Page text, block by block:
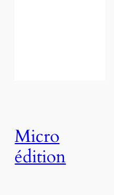
Micro
édition